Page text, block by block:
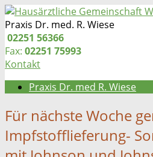
Zum
Inhalt
springen
Praxis Dr. med. R. Wiese
Telefon:
02251 56366
Fax: 02251 75993
Kontakt
Praxis Dr. med R. Wiese
Für nächste Woche
Impfstofflieferung-